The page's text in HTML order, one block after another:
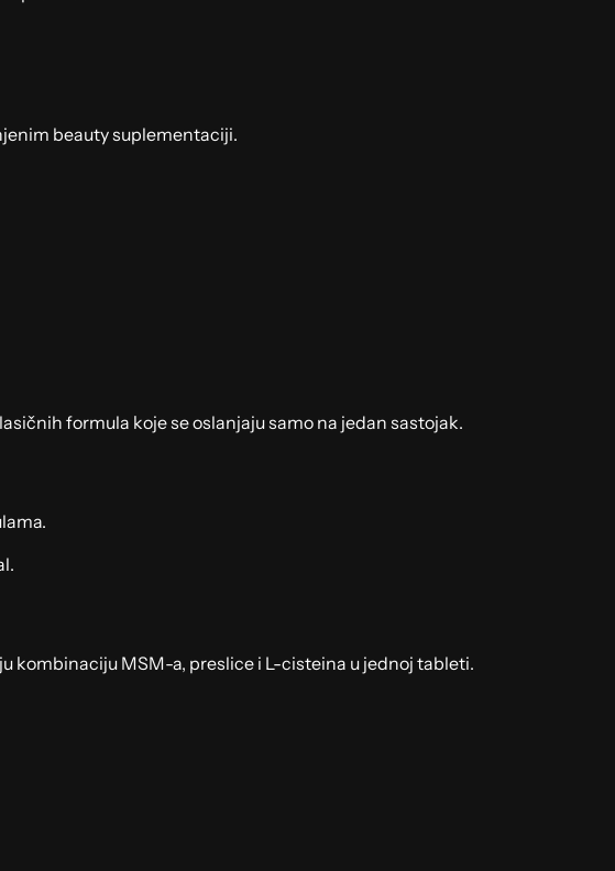
beauty suplementaciji.
formula koje se oslanjaju samo na jedan sastojak.
kombinaciju MSM-a, preslice i L-cisteina u jednoj tableti.